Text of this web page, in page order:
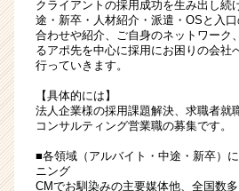
クライアントの採用成功を生み出し続
途・新卒・人材紹介・派遣・OSと入
合わせや紹介、ご自身のネットワーク
るアポ先を中心に採用にお困りの会社
行っていきます。
【具体的には】
法人企業様の採用課題解決、求職者就
コンサルティング営業職の募集です。
■各領域（アルバイト・中途・新卒）
ニング
CMでお馴染みの主要媒体他、全国数